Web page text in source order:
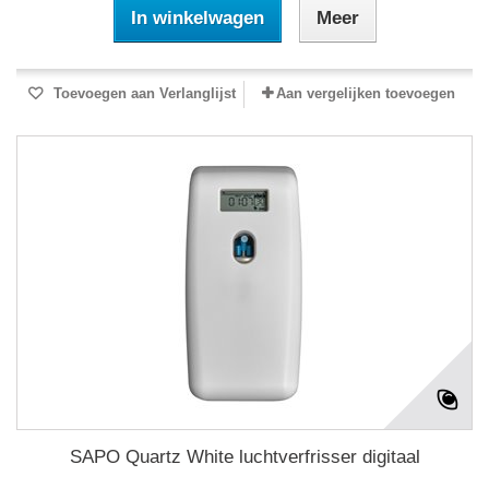
In winkelwagen Meer
Toevoegen aan Verlanglijst Aan vergelijken toevoegen
SAPO Quartz White luchtverfrisser digitaal